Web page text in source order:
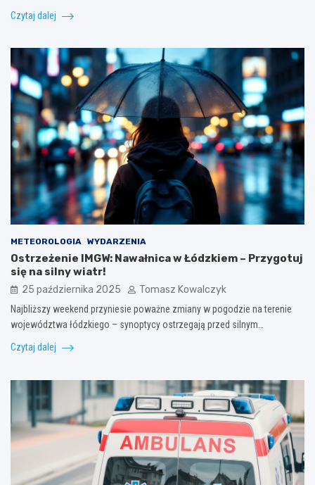
Czytaj dalej
METEOROLOGIA WYDARZENIA
Ostrzeżenie IMGW: Nawałnica w Łódzkiem – Przygotuj
się na silny wiatr!
25 października 2025 Tomasz Kowalczyk
Najbliższy weekend przyniesie poważne zmiany w pogodzie na terenie
województwa łódzkiego – synoptycy ostrzegają przed silnym…
Czytaj dalej